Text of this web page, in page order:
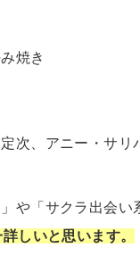
焼き
次、アニー・サリ
や「サクラ出会い
しいと思います。